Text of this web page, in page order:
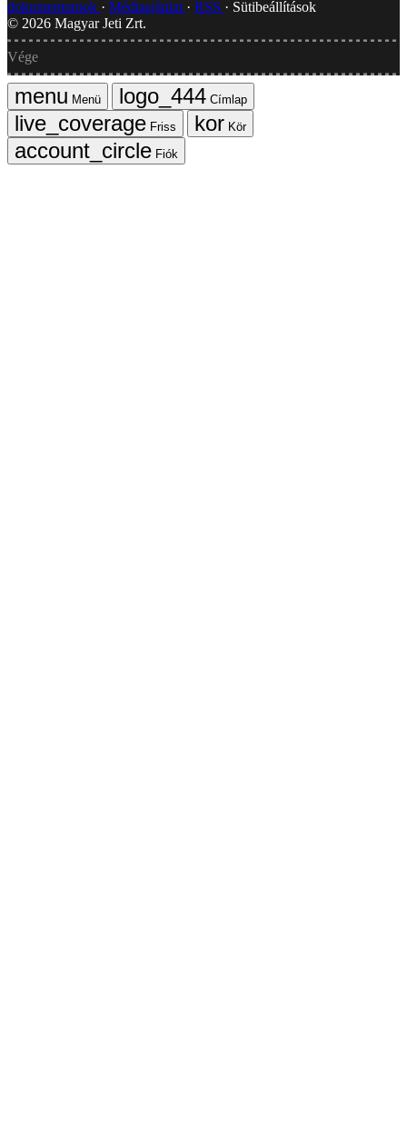
dokumentumok
Médiaajánlat RSS
Sütibeállítások
© 2026 Magyar Jeti Zrt.
Vége
Menü
Címlap
Friss
Kör
Fiók